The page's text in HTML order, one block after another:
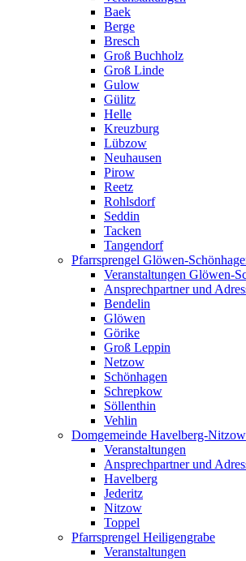
Baek
Berge
Bresch
Groß Buchholz
Groß Linde
Gulow
Gülitz
Helle
Kreuzburg
Lübzow
Neuhausen
Pirow
Reetz
Rohlsdorf
Seddin
Tacken
Tangendorf
Pfarrsprengel Glöwen-
Veranstaltungen Glöwen-
Ansprechpartner und
Bendelin
Glöwen
Görike
Groß Leppin
Netzow
Schönhagen
Schrepkow
Söllenthin
Vehlin
Domgemeinde Havelberg-Nitzow
Veranstaltungen
Ansprechpartner und
Havelberg
Jederitz
Nitzow
Toppel
Pfarrsprengel Heiligengrabe
Veranstaltungen